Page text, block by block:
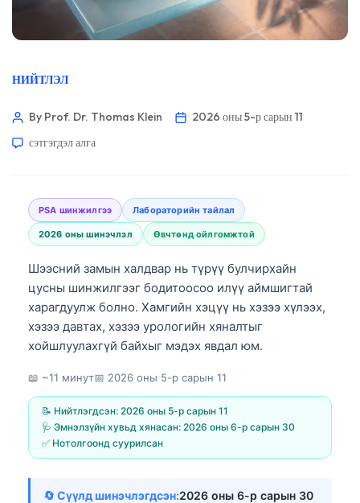
НИЙТЛЭЛ
By Prof. Dr. Thomas Klein
2026 оны 5-р сарын 11
сэтгэгдэл алга
PSA шинжилгээ Лабораторийн тайлал
2026 оны шинэчлэл Өвчтөнд ойлгомжтой
Шээсний замын халдвар нь түрүү булчирхайн
цусны шинжилгээг бодитоосоо илүү аймшигтай
харагдуулж болно. Хамгийн хэцүү нь хэзээ хүлээх,
хэзээ давтах, хэзээ урологийн хяналтыг
хойшлуулахгүй байхыг мэдэх явдал юм.
📖 ~11 минут📅 2026 оны 5-р сарын 11
📝 Нийтлэгдсэн: 2026 оны 5-р сарын 11
🩺 Эмнэлзүйн хувьд хянасан: 2026 оны 6-р сарын 30
✅ Нотолгоонд суурилсан
🔄 Сүүлд шинэчлэгдсэн:2026 оны 6-р сарын 30